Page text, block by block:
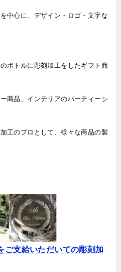
中心に、デザイン・ロゴ・文字な
ボトルに彫刻加工をしたギフト商
商品、インテリアのパーティーシ
工のプロとして、様々な商品の製
ご支給いただいての彫刻加